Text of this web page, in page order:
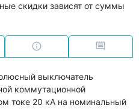
скидки зависят от суммы
выключатель
коммутационной
токе 20 кА на номинальный